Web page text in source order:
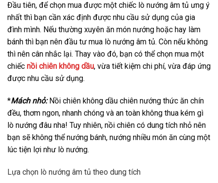
Đầu tiên, để chọn mua được một chiếc lò nướng âm tủ ưng ý
nhất thì bạn cần xác định được nhu cầu sử dụng của gia
đình mình. Nếu thường xuyên ăn món nướng hoặc hay làm
bánh thì bạn nên đầu tư mua lò nướng âm tủ. Còn nếu không
thì nên cân nhắc lại. Thay vào đó, bạn có thể chọn mua một
chiếc nồi chiên không dầu, vừa tiết kiệm chi phí, vừa đáp ứng
được nhu cầu sử dụng.
*Mách nhỏ:Nồi chiên không dầu chiên nướng thức ăn chín
đều, thơm ngon, nhanh chóng và an toàn không thua kém gì
lò nướng đâu nha! Tuy nhiên, nồi chiên có dung tích nhỏ nên
bạn sẽ không thể nướng bánh, nướng nhiều món ăn cùng một
lúc tiện lợi như lò nướng.
Lựa chọn lò nướng âm tủ theo dung tích